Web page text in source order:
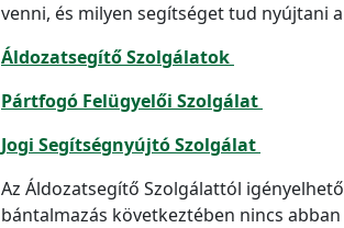
venni, és milyen segítséget tud nyújtani
Áldozatsegítő Szolgálatok
Pártfogó Felügyelői Szolgálat
Jogi Segítségnyújtó Szolgálat
Az Áldozatsegítő Szolgálattól
bántalmazás következtében nincs